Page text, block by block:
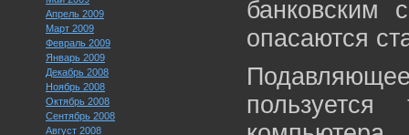
Апрель 2009
Март 2009
Февраль 2009
Январь 2009
Декабрь 2008
Ноябрь 2008
Октябрь 2008
Сентябрь 2008
Август 2008
банковским
опасаются